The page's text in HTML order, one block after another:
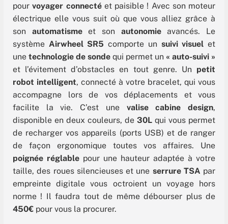
pour voyager connectéet paisible ! Avec son moteur
électrique elle vous suit où que vous alliez grâce à
son automatismeet son autonomieavancés. Le
système Airwheel SR5 comporte un suivi visuel et
une technologie de sonde qui permet un « auto-suivi »
et l’évitement d’obstacles en tout genre. Un petit
robot intelligent, connecté à votre bracelet, qui vous
accompagne lors de vos déplacements et vous
facilite la vie. C’est une valise cabine design,
disponible en deux couleurs, de 30L qui vous permet
de recharger vos appareils (ports USB) et de ranger
de façon ergonomique toutes vos affaires. Une
poignée réglable pour une hauteur adaptée à votre
taille, des roues silencieuses et une serrure TSA par
empreinte digitale vous octroient un voyage hors
norme ! Il faudra tout de même débourser plus de
450€ pour vous la procurer.